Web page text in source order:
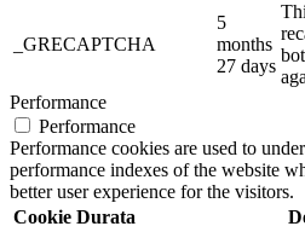
_GRECAPTCHA
5
months
27 days
Performance
Performance
Performance cookies are used to
performance indexes of the website
better user experience for the visitors.
Cookie Durata